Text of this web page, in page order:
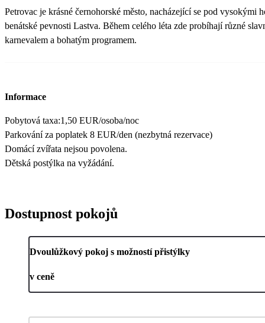
Petrovac je krásné černohorské město, nacházející se pod vysokými
benátské pevnosti Lastva. Během celého léta zde probíhají různé
karnevalem a bohatým programem.
Informace
Pobytová taxa:1,50 EUR/osoba/noc
Parkování za poplatek 8 EUR/den (nezbytná rezervace)
Domácí zvířata nejsou povolena.
Dětská postýlka na vyžádání.
Dostupnost pokojů
Dvoulůžkový pokoj s možností přistýlky
v ceně